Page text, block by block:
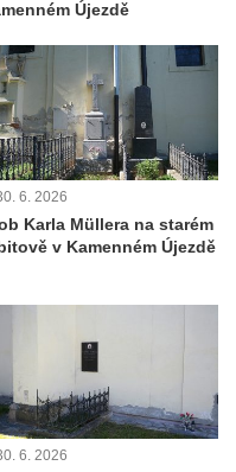
v
v
v
ve
Dubé
v Dubé
Újezdě
6. 2026
Karla Müllera na starém
v Kamenném Újezdě
6. 2026